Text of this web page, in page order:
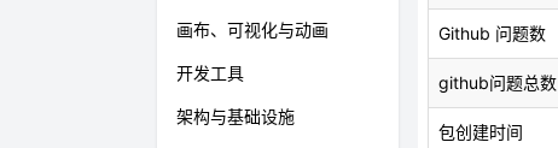
画布、可视化与动画
开发工具
架构与基础设施
Github 问题数
github问题总数
包创建时间